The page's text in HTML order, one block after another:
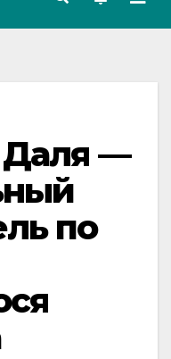
Даля —
по